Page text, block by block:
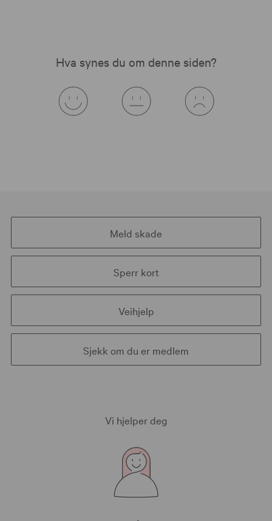
Hva synes du om denne siden?
Meld skade
Sperr kort
Veihjelp
Sjekk om du er medlem
Vi hjelper deg